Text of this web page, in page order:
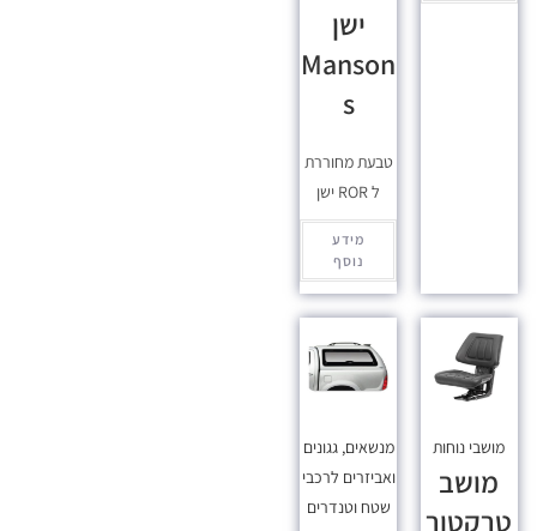
ישן
Manson
s
טבעת מחוררת
מידע
נוסף
מושבי נוחות
מושב
טרקטור
מנשאים, גגונים
ואביזרים לרכבי
שטח וטנדרים